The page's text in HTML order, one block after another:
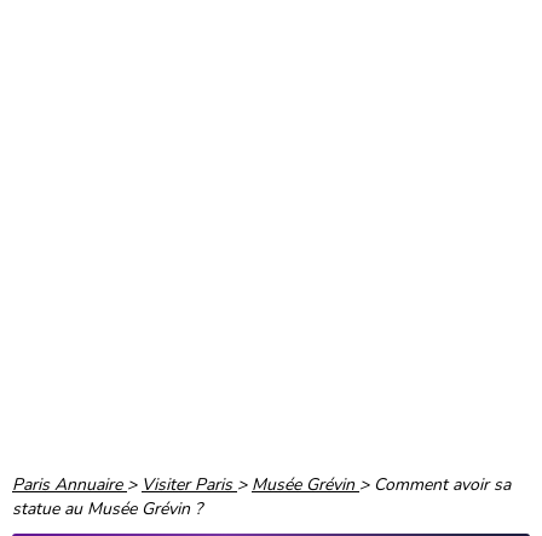
Paris Annuaire > Visiter Paris > Musée Grévin > Comment avoir sa
statue au Musée Grévin ?